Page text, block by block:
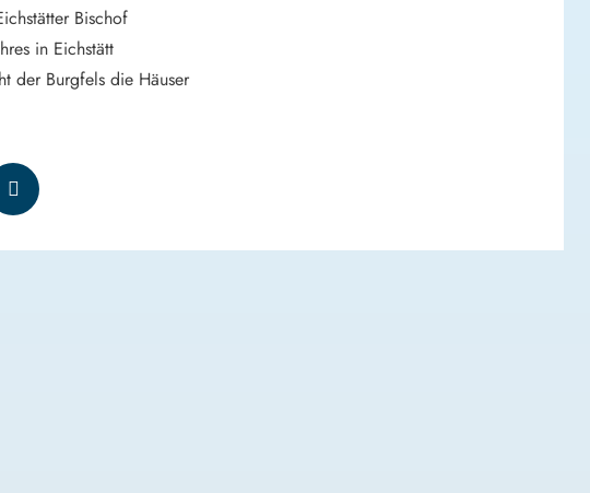
Bischof
in Eichstätt
der Burgfels die Häuser